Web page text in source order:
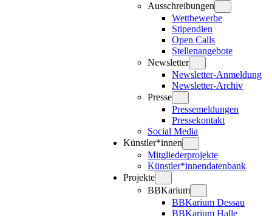
Ausschreibungen
Wettbewerbe
Stipendien
Open Calls
Stellenangebote
Newsletter
Newsletter-Anmeldung
Newsletter-Archiv
Presse
Pressemeldungen
Pressekontakt
Social Media
Künstler*innen
Mitgliederprojekte
Künstler*innendatenbank
Projekte
BBKarium
BBKarium Dessau
BBKarium Halle